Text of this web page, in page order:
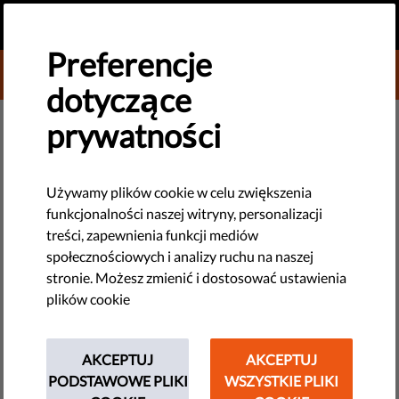
DONATE TO LIBERTIES
Domagajmy się sprawiedliwości
dla ofiar wymuszonych zaginięć
w Hiszpanii
Z okazji Międzynarodowego Dnia Ofiar Wymuszonych
Zaginięć, Rights International Spain stworzyła petycję
wzywającą Hiszpanię do wywiązania się ze swoich
międzynarodowych zobowiązań i zadośćuczynienia ofiarom
by Rights International Spain
sierpnia 29, 2014
Preferencje
dotyczące
prywatności
Używamy plików cookie w celu zwiększenia
funkcjonalności naszej witryny, personalizacji
treści, zapewnienia funkcji mediów
społecznościowych i analizy ruchu na naszej
stronie. Możesz zmienić i dostosować ustawienia
plików cookie
AKCEPTUJ
PODSTAWOWE PLIKI
AKCEPTUJ
WSZYSTKIE PLIKI